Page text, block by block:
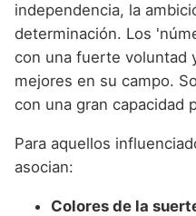
independencia, la
determinación. Los
con una fuerte voluntad
mejores en su campo.
con una gran capacidad
Para aquellos
asocian:
Colores de la